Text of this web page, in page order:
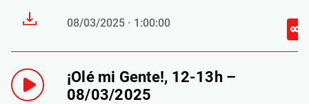
08/03/2025 · 1:00:00
¡Olé mi Gente!, 12-13h –
08/03/2025